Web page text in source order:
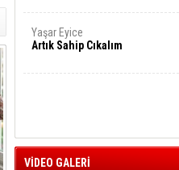
Yaşar Eyice
Artık Sahip Cıkalım
VİDEO GALERİ